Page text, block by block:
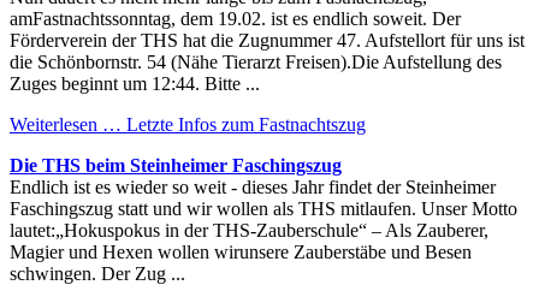
amFastnachtssonntag, dem 19.02. ist es endlich soweit. Der
Förderverein der THS hat die Zugnummer 47. Aufstellort für uns ist
die Schönbornstr. 54 (Nähe Tierarzt Freisen).Die Aufstellung des
Zuges beginnt um 12:44. Bitte ...
Weiterlesen … Letzte Infos zum Fastnachtszug
Die THS beim Steinheimer Faschingszug
Endlich ist es wieder so weit - dieses Jahr findet der Steinheimer
Faschingszug statt und wir wollen als THS mitlaufen. Unser Motto
lautet:„Hokuspokus in der THS-Zauberschule“ – Als Zauberer,
Magier und Hexen wollen wirunsere Zauberstäbe und Besen
schwingen. Der Zug ...